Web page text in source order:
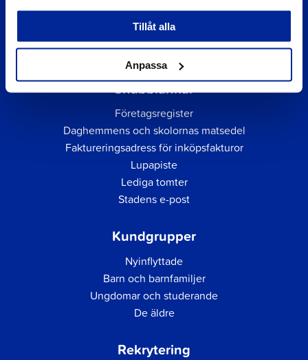
Tillåt alla
Anpassa
Snabblänkar
Företagsregister
Daghemmens och skolornas matsedel
Faktureringsadress för inköpsfakturor
Lupapiste
Lediga tomter
Stadens e-post
Kundgrupper
Nyinflyttade
Barn och barnfamiljer
Ungdomar och studerande
De äldre
Rekrytering